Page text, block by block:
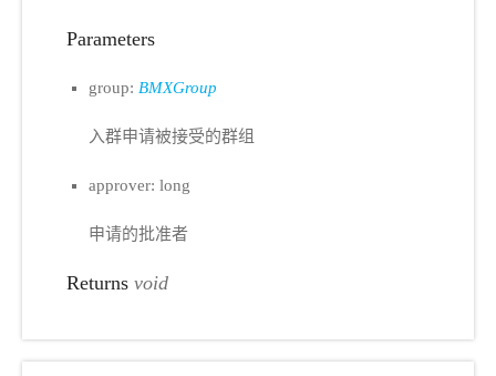
Parameters
group: BMXGroup
入群申请被接受的群组
approver: long
申请的批准者
Returns void